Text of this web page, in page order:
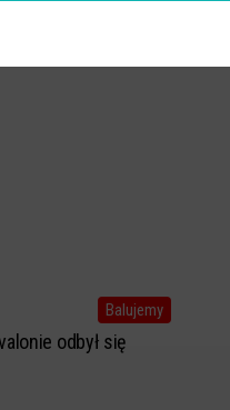
Balujemy
odbył się